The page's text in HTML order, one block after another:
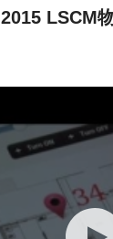
2015 LSCM